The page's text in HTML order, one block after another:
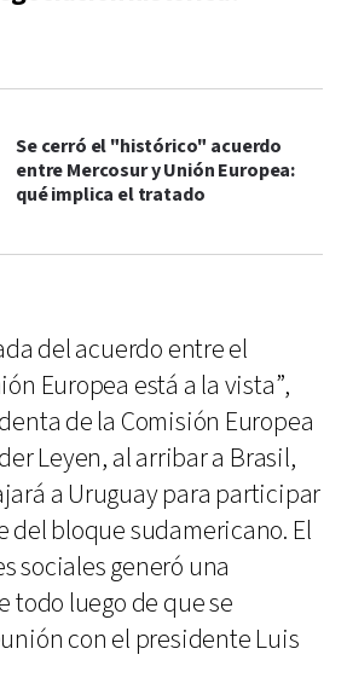
Se cerró el "histórico" acuerdo
entre Mercosur y Unión Europea:
qué implica el tratado
del acuerdo entre el
Europea está a la vista”,
de la Comisión Europea
Leyen, al arribar a Brasil,
a Uruguay para participar
del bloque sudamericano. El
sociales generó una
todo luego de que se
con el presidente Luis